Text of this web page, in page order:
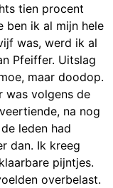
tien procent
ben ik al mijn hele
was, werd ik al
Pfeiffer. Uitslag
maar doodop.
was volgens de
na nog
leden had
dan. Ik kreeg
pijntjes.
overbelast.